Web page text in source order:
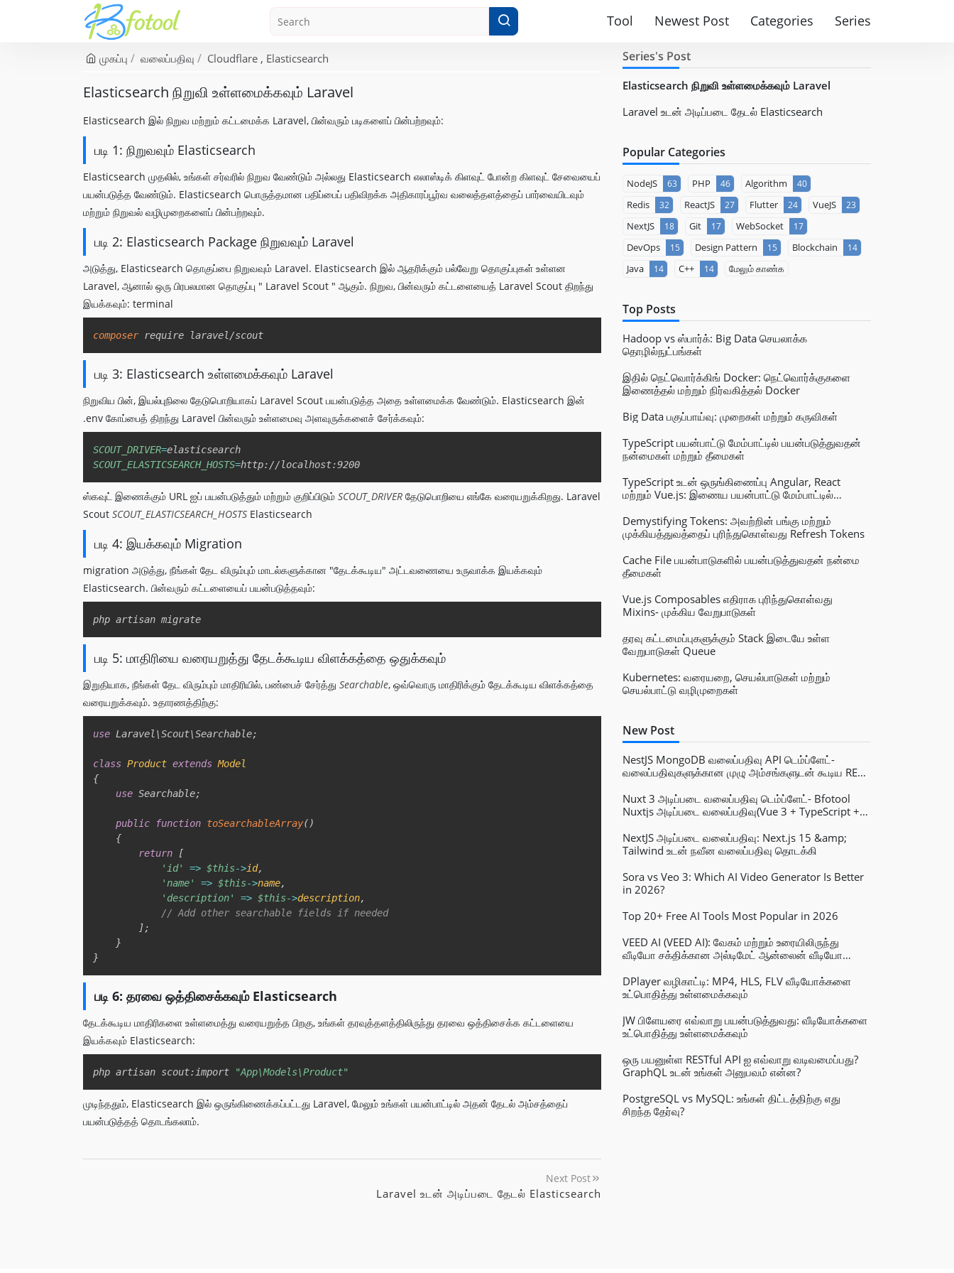
Tool Newest Post Categories Series
முகப்பு வலைப்பதிவு Cloudflare Elasticsearch
Elasticsearch நிறுவி உள்ளமைக்கவும் Laravel
Elasticsearch இல் நிறுவ மற்றும் கட்டமைக்க Laravel, பின்வரும் படிகளைப் பின்பற்றவும்:
படி 1: நிறுவவும் Elasticsearch
Elasticsearch முதலில், உங்கள் சர்வரில் நிறுவ வேண்டும் அல்லது Elasticsearch எலாஸ்டிக் கிளவுட் போன்ற கிளவுட் சேவையைப்
பயன்படுத்த வேண்டும். Elasticsearch பொருத்தமான பதிப்பைப் பதிவிறக்க அதிகாரப்பூர்வ வலைத்தளத்தைப் பார்வையிடவும்
மற்றும் நிறுவல் வழிமுறைகளைப் பின்பற்றவும்.
படி 2: Elasticsearch Package நிறுவவும் Laravel
அடுத்து, Elasticsearch தொகுப்பை நிறுவவும் Laravel. Elasticsearch இல் ஆதரிக்கும் பல்வேறு தொகுப்புகள் உள்ளன
Laravel, ஆனால் ஒரு பிரபலமான தொகுப்பு " Laravel Scout " ஆகும். நிறுவ, பின்வரும் கட்டளையைத் Laravel Scout திறந்து
இயக்கவும்: terminal
composer
படி 3: Elasticsearch உள்ளமைக்கவும் Laravel
நிறுவிய பின், இயல்புநிலை தேடுபொறியாகப் Laravel Scout பயன்படுத்த அதை உள்ளமைக்க வேண்டும். Elasticsearch இன்
.env கோப்பைத் திறந்து Laravel பின்வரும் உள்ளமைவு அளவுருக்களைச் சேர்க்கவும்:
SCOUT_DRIVER=
SCOUT_ELASTICSEARCH_HOSTS=
ஸ்கவுட் இணைக்கும் URL ஐப் பயன்படுத்தும் மற்றும் குறிப்பிடும் SCOUT_DRIVER தேடுபொறியை எங்கே வரையறுக்கிறது. Laravel
Scout SCOUT_ELASTICSEARCH_HOSTS Elasticsearch
படி 4: இயக்கவும் Migration
migration அடுத்து, நீங்கள் தேட விரும்பும் மாடல்களுக்கான "தேடக்கூடிய" அட்டவணையை உருவாக்க இயக்கவும்
Elasticsearch. பின்வரும் கட்டளையைப் பயன்படுத்தவும்:
படி 5: மாதிரியை வரையறுத்து தேடக்கூடிய விளக்கத்தை ஒதுக்கவும்
இறுதியாக, நீங்கள் தேட விரும்பும் மாதிரியில், பண்பைச் சேர்த்து Searchable, ஒவ்வொரு மாதிரிக்கும் தேடக்கூடிய விளக்கத்தை
வரையறுக்கவும். உதாரணத்திற்கு:
use Laravel \Scout\Searchable;
class Product extends Model
{
use Searchable;
public function toSearchableArray()
{
return
[
'id'
=> $this->id,
'name'
=> $this->name,
'description'
=> $this->description,
// Add other searchable fields if needed
];
}
}
படி 6: தரவை ஒத்திசைக்கவும் Elasticsearch
தேடக்கூடிய மாதிரிகளை உள்ளமைத்து வரையறுத்த பிறகு, உங்கள் தரவுத்தளத்திலிருந்து தரவை ஒத்திசைக்க கட்டளையை
இயக்கவும் Elasticsearch:
php artisan scout:import "App\Models\Product"
முடிந்ததும், Elasticsearch இல் ஒருங்கிணைக்கப்பட்டது Laravel, மேலும் உங்கள் பயன்பாட்டில் அதன் தேடல் அம்சத்தைப்
பயன்படுத்தத் தொடங்கலாம்.
Next Post
Laravel உடன் அடிப்படை தேடல் Elasticsearch
Series's Post
Elasticsearch நிறுவி உள்ளமைக்கவும் Laravel
Laravel உடன் அடிப்படை தேடல் Elasticsearch
Popular Categories
NodeJS 63 PHP 46 Algorithm 40
Redis 32 ReactJS 27 Flutter 24 VueJS 23
NextJS 18 Git 17 WebSocket 17
DevOps 15 Design Pattern 15 Blockchain 14
Java 14 C++ 14 மேலும் காண்க
Top Posts
Hadoop vs ஸ்பார்க்: Big Data செயலாக்க
தொழில்நுட்பங்கள்
இதில் நெட்வொர்க்கிங் Docker: நெட்வொர்க்குகளை
இணைத்தல் மற்றும் நிர்வகித்தல் Docker
Big Data பகுப்பாய்வு: முறைகள் மற்றும் கருவிகள்
TypeScript பயன்பாட்டு மேம்பாட்டில் பயன்படுத்துவதன்
நன்மைகள் மற்றும் தீமைகள்
TypeScript உடன் ஒருங்கிணைப்பு Angular, React
மற்றும் Vue.js: இணைய பயன்பாட்டு மேம்பாட்டில்
Demystifying Tokens: அவற்றின் பங்கு மற்றும்
முக்கியத்துவத்தைப் புரிந்துகொள்வது Refresh Tokens
Cache File பயன்பாடுகளில் பயன்படுத்துவதன் நன்மை
தீமைகள்
Vue.js Composables எதிராக புரிந்துகொள்வது
Mixins- முக்கிய வேறுபாடுகள்
தரவு கட்டமைப்புகளுக்கும் Stack இடையே உள்ள
வேறுபாடுகள் Queue
Kubernetes: வரையறை, செயல்பாடுகள் மற்றும்
செயல்பாட்டு வழிமுறைகள்
New Post
NestJS MongoDB வலைப்பதிவு API டெம்ப்ளேட்-
வலைப்பதிவுகளுக்கான முழு அம்சங்களுடன் கூடிய REST
Nuxt 3 அடிப்படை வலைப்பதிவு டெம்ப்ளேட்- Bfotool
Nuxtjs அடிப்படை வலைப்பதிவு(Vue 3 + TypeScript +
NextJS அடிப்படை வலைப்பதிவு: Next.js 15 &amp;
Tailwind உடன் நவீன வலைப்பதிவு தொடக்கி
Sora vs Veo 3: Which AI Video Generator Is Better
in 2026?
Top 20+ Free AI Tools Most Popular in 2026
VEED AI (VEED AI): வேகம் மற்றும் உரையிலிருந்து
வீடியோ சக்திக்கான அல்டிமேட் ஆன்லைன் வீடியோ
DPlayer வழிகாட்டி: MP4, HLS, FLV வீடியோக்களை
உட்பொதித்து உள்ளமைக்கவும்
JW பிளேயரை எவ்வாறு பயன்படுத்துவது: வீடியோக்களை
உட்பொதித்து உள்ளமைக்கவும்
ஒரு பயனுள்ள RESTful API ஐ எவ்வாறு வடிவமைப்பது?
GraphQL உடன் உங்கள் அனுபவம் என்ன?
PostgreSQL vs MySQL: உங்கள் திட்டத்திற்கு எது
சிறந்த தேர்வு?